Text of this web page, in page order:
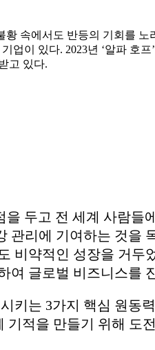
속에서도 반등의 기회를
이 있다. 2023년 ‘알파 호
고 있다.
두고 전 세계 사람
리에 기여하는 것을
약적인 성장을 거두
여 글로벌 비즈니스를
키는 3가지 핵심 원동
적을 만들기 위해